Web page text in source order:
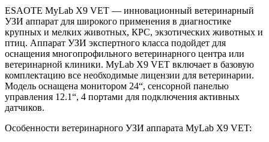
ESAOTE MyLab X9 VET — инновационный ветеринарный
УЗИ аппарат для широкого применения в диагностике
крупных и мелких животных, КРС, экзотических животных и
птиц. Аппарат УЗИ экспертного класса подойдет для
оснащения многопрофильного ветеринарного центра или
ветеринарной клиники. MyLab X9 VET включает в базовую
комплектацию все необходимые лицензии для ветеринарии.
Модель оснащена монитором 24“, сенсорной панелью
управления 12.1“, 4 портами для подключения активных
датчиков.
Особенности ветеринарного УЗИ аппарата MyLab X9 VET: